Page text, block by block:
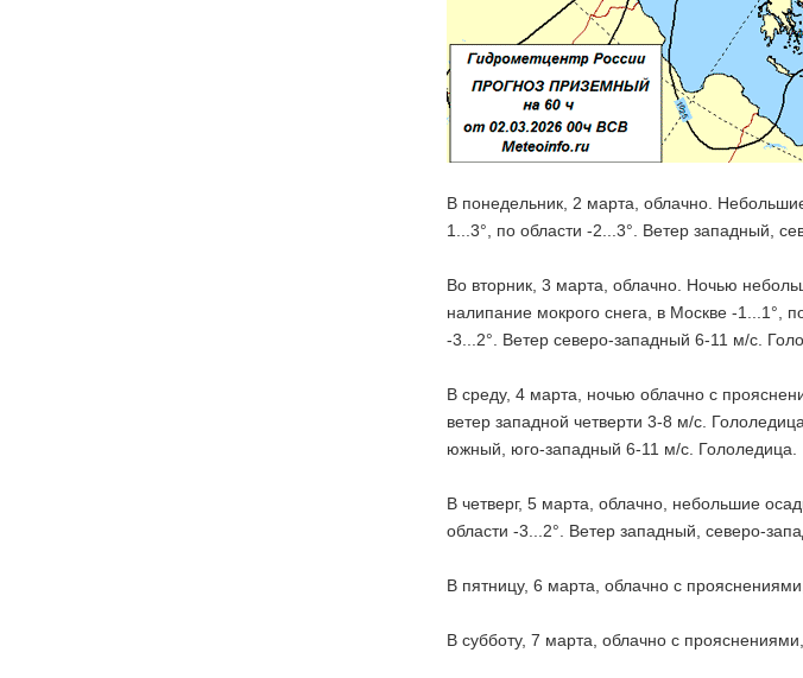
В понедельник, 2 марта, облачно.
1...3°, по области -2...3°. Ветер западный,
Во вторник, 3 марта, облачно. Ночью
налипание мокрого снега, в Москве -1...1°,
-3...2°. Ветер северо-западный 6-11 м/с.
В среду, 4 марта, ночью облачно с
ветер западной четверти 3-8 м/с.
южный, юго-западный 6-11 м/с. Гололедица.
В четверг, 5 марта, облачно, небольшие
области -3...2°. Ветер западный, северо-
В пятницу, 6 марта, облачно с
В субботу, 7 марта, облачно с